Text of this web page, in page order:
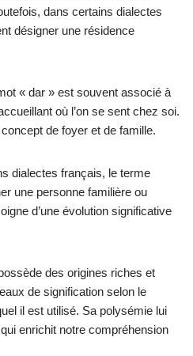
dans certains dialectes
désigner une résidence
« dar » est souvent associé à
où l’on se sent chez soi.
de foyer et de famille.
dialectes français, le terme
une personne familière ou
d’une évolution significative
des origines riches et
de signification selon le
il est utilisé. Sa polysémie lui
enrichit notre compréhension